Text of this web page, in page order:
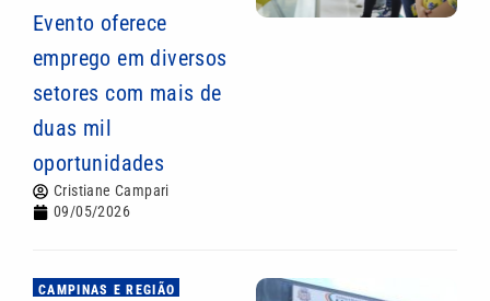
Evento oferece
emprego em diversos
setores com mais de
duas mil
oportunidades
Cristiane Campari
09/05/2026
CAMPINAS E REGIÃO